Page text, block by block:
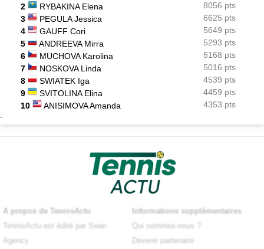
2
RYBAKINA Elena
8056 pts
3
PEGULA Jessica
6625 pts
4
GAUFF Cori
5649 pts
5
ANDREEVA Mirra
5293 pts
6
MUCHOVA Karolina
5168 pts
7
NOSKOVA Linda
5016 pts
8
SWIATEK Iga
4539 pts
9
SVITOLINA Elina
4459 pts
10
ANISIMOVA Amanda 4353 pts
-
A propos de TennisActu
TennisActu est édité par Swar-
Agency
Informations supplémentaires
Qui sommes-nous ?
Devenir partenaire